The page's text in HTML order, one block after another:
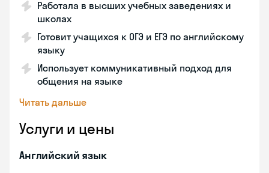
Работала в высших учебных заведениях и
школах
Готовит учащихся к ОГЭ и ЕГЭ по английскому
языку
Использует коммуникативный подход для
общения на языке
Читать дальше
Услуги и цены
Английский язык